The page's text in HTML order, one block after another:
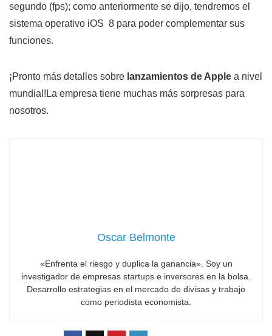
segundo (fps); como anteriormente se dijo, tendremos el
sistema operativo iOS 8 para poder complementar sus
funciones.
¡Pronto más detalles sobre lanzamientos de Apple a nivel
mundial!La empresa tiene muchas más sorpresas para
nosotros.
Oscar Belmonte
«Enfrenta el riesgo y duplica la ganancia». Soy un
investigador de empresas startups e inversores en la bolsa.
Desarrollo estrategias en el mercado de divisas y trabajo
como periodista economista.